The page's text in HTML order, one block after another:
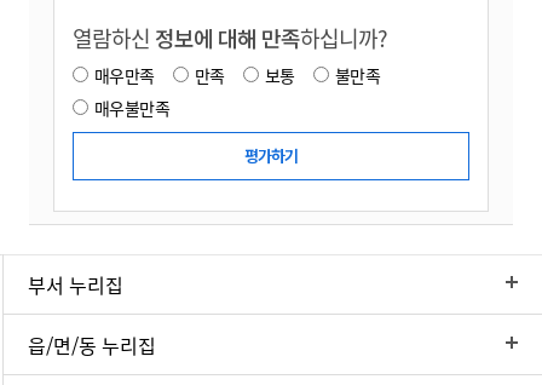
열람하신 정보에 대해 만족하십니까?
매우만족 만족 보통
불만족
매우불만족
부서 누리집
읍/면/동 누리집